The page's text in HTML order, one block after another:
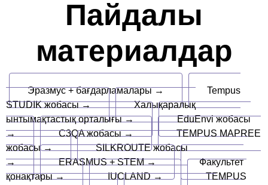
Пайдалы
материалдар
Эразмус + бағдарламалары →
Tempus
STUDIK жобасы →
Халықаралық
ынтымақтастық орталығы →
EduEnvi жобасы
→
C3QA жобасы →
TEMPUS MAPREE
жобасы →
SILKROUTE жобасы
→
ERASMUS + STEM →
Факультет
қонақтары →
IUCLAND →
TEMPUS